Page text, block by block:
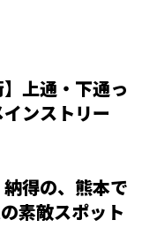
】上通・下通っ
ンストリー
納得の、熊本で
素敵スポット